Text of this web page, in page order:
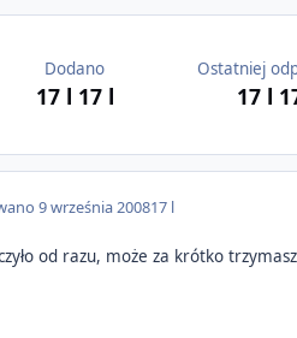
Dodano
17 l 17 l
Ostatniej
17 l
9 września 200817 l
od razu, może za krótko